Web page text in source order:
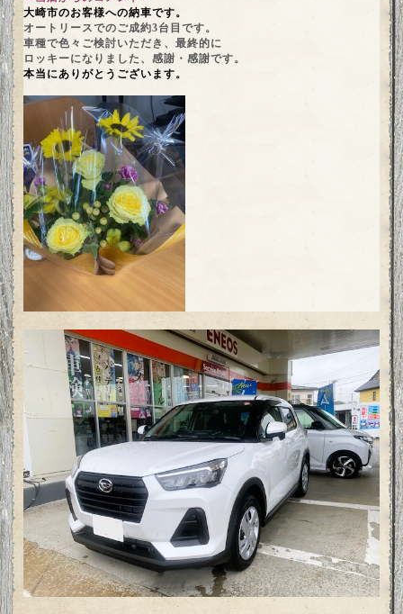
大崎市のお客様への納車です。
オートリースでのご成約3台目です。
車種で色々ご検討いただき、最終的に
ロッキーになりました、感謝・感謝です。
本当にありがとうございます。